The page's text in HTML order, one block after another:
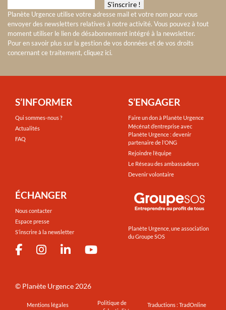
Planète Urgence utilise votre adresse mail et votre nom pour vous
envoyer des newsletters relatives à notre activité. Vous pouvez à tout
moment utiliser le lien de désabonnement intégré à la newsletter.
Pour en savoir plus sur la gestion de vos données et de vos droits
concernant ce traitement, cliquez ici.
S’INFORMER
Qui sommes-nous ?
Actualités
FAQ
S’ENGAGER
Faire un don à Planète Urgence
Mécénat d’entreprise avec
Planète Urgence : devenir
partenaire de l’ONG
Rejoindre l’équipe
Le Réseau des ambassadeurs
Devenir volontaire
ÉCHANGER
Nous contacter
Espace presse
S’inscrire à la newsletter
Planète Urgence, une association
du Groupe SOS
© Planète Urgence 2026
Mentions légales
Politique de
Traductions : TradOnline